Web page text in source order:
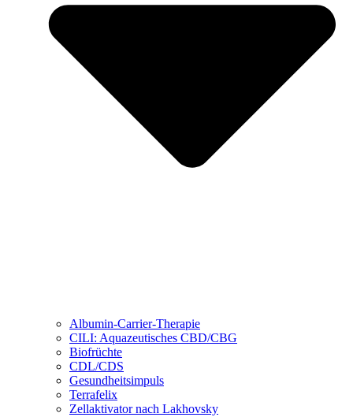
Albumin-Carrier-Therapie
CILI: Aquazeutisches CBD/CBG
Biofrüchte
CDL/CDS
Gesundheitsimpuls
Terrafelix
Zellaktivator nach Lakhovsky